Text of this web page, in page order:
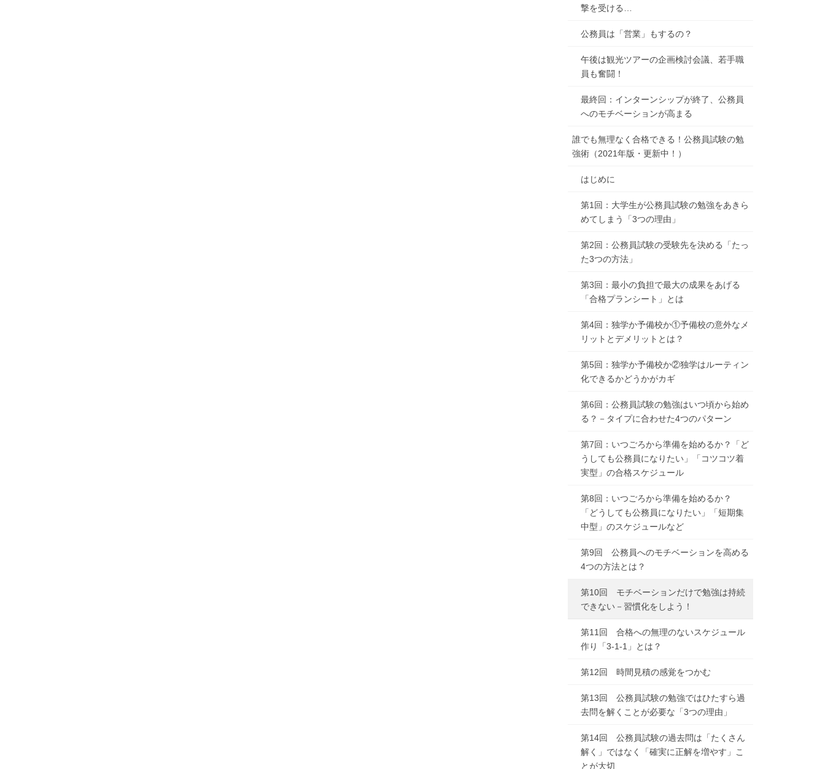
撃を受ける…
公務員は「営業」もするの？
午後は観光ツアーの企画検討会議、若手職
員も奮闘！
最終回：インターンシップが終了、公務員
へのモチベーションが高まる
誰でも無理なく合格できる！公務員試験の勉
強術（2021年版・更新中！）
はじめに
第1回：大学生が公務員試験の勉強をあきら
めてしまう「3つの理由」
第2回：公務員試験の受験先を決める「たっ
た3つの方法」
第3回：最小の負担で最大の成果をあげる
「合格プランシート」とは
第4回：独学か予備校か①予備校の意外なメ
リットとデメリットとは？
第5回：独学か予備校か②独学はルーティン
化できるかどうかがカギ
第6回：公務員試験の勉強はいつ頃から始め
る？－タイプに合わせた4つのパターン
第7回：いつごろから準備を始めるか？「ど
うしても公務員になりたい」「コツコツ着
実型」の合格スケジュール
第8回：いつごろから準備を始めるか？
「どうしても公務員になりたい」「短期集
中型」のスケジュールなど
第9回 公務員へのモチベーションを高める
4つの方法とは？
第10回 モチベーションだけで勉強は持続
できない－習慣化をしよう！
第11回 合格への無理のないスケジュール
作り「3-1-1」とは？
第12回 時間見積の感覚をつかむ
第13回 公務員試験の勉強ではひたすら過
去問を解くことが必要な「3つの理由」
第14回 公務員試験の過去問は「たくさん
解く」ではなく「確実に正解を増やす」こ
とが大切